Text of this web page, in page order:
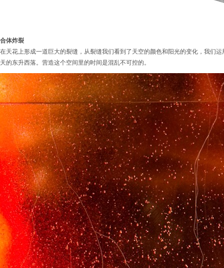
合体炸裂
在天花上形成一道巨大的裂缝，从裂缝我们看到了天空的颜色和阳光的变化，我们
天的东升西落。营造这个空间里的时间是混乱不可控的。